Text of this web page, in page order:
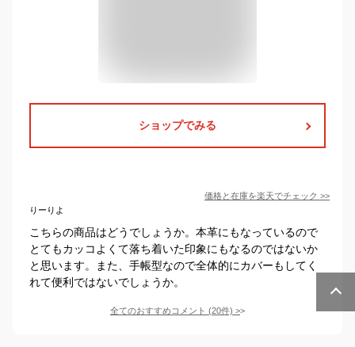
ショップでみる
価格と在庫を楽天でチェック >>
りーりよ
こちらの商品はどうでしょうか。本革にもなっているので
とてもカッコよくて落ち着いた印象にもなるのではないか
と思います。また、手帳型なので全体的にカバーもしてく
れて便利ではないでしょうか。
全てのおすすめコメント (20件) >